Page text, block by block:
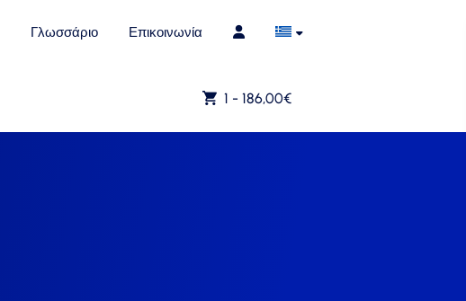
Γλωσσάριο Επικοινωνία
1 - 186,00€